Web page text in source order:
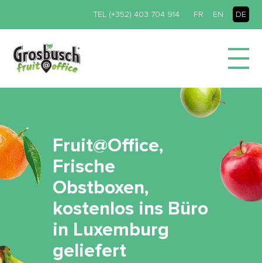
FR EN DE
TEL (+352) 403 704 914
Fruit@Office,
Frische
Obstboxen,
kostenlos ins Büro
in Luxemburg
geliefert